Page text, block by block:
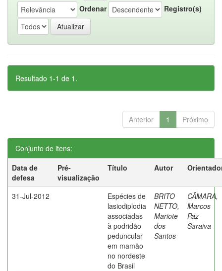
Ordenar
Registro(s)
Resultado 1-1 de 1.
Anterior 1 Próximo
Conjunto de itens:
Data de
defesa
Pré-
visualização
Título Autor
31-Jul-2012
Espécies de
lasiodiplodia
associadas
à podridão
peduncular
em mamão
no nordeste
do Brasil
BRITO
NETTO,
Mariote
dos
Santos
CÂMARA,
Marcos
Paz
Saraiva